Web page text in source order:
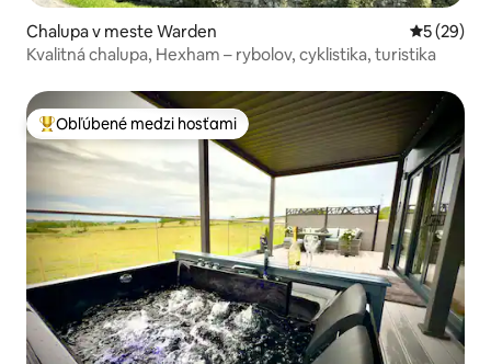
Chalupa v meste Warden
5 (29)
Kvalitná chalupa, Hexham – rybolov, cyklistika, turistika
Najobľúbenejšie medzi hosťami
Obľúbené medzi hosťami